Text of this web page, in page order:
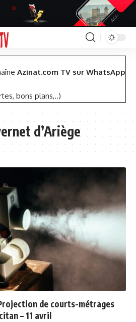
Azinat.com TV sur WhatsApp
bons plans,..)
d’Ariège
de courts-métrages
– 11 avril